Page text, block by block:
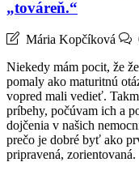
„továreň.“
Mária Kopčíková
Niekedy mám pocit, že
pomaly ako maturitnú
vopred mali vedieť.
príbehy, počúvam ich a
dojčenia v našich
prečo je dobré byť ako
pripravená, zorientovaná.